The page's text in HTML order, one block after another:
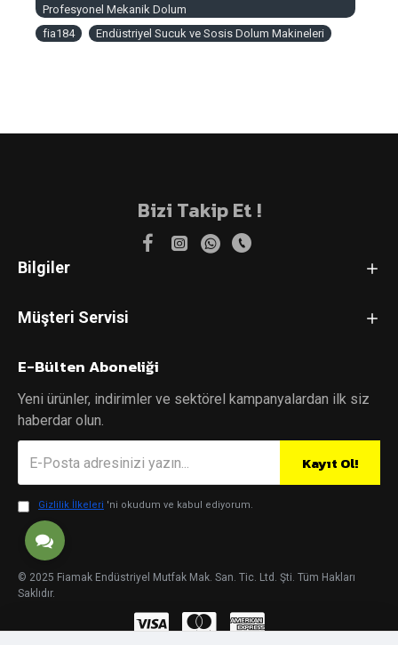
Profesyonel Mekanik Dolum
fia184
Endüstriyel Sucuk ve Sosis Dolum Makineleri
Bizi Takip Et !
Bilgiler
Müşteri Servisi
E-Bülten Aboneliği
Yeni ürünler, indirimler ve sektörel kampanyalardan ilk siz
haberdar olun.
Kayıt Ol!
Gizlilik İlkeleri 'ni okudum ve kabul ediyorum.
© 2025 Fiamak Endüstriyel Mutfak Mak. San. Tic. Ltd. Şti. Tüm Hakları
Saklıdır.